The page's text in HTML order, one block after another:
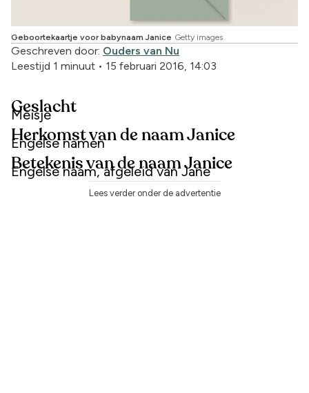
Geboortekaartje voor babynaam Janice Getty images
Geschreven door: Ouders van Nu
Leestijd 1 minuut • 15 februari 2016, 14:03
Geslacht
Meisje
Herkomst van de naam Janice
Engelse namen
Betekenis van de naam Janice
Engelse naam, afgeleid van Jane
Lees verder onder de advertentie